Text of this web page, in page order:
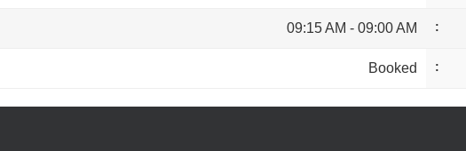
09:00 AM
-
09:15 AM
Booked